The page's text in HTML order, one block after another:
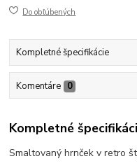
Do obľúbených
Kompletné špecifikácie
Komentáre 0
Kompletné
Smaltovaný hrnček v retro